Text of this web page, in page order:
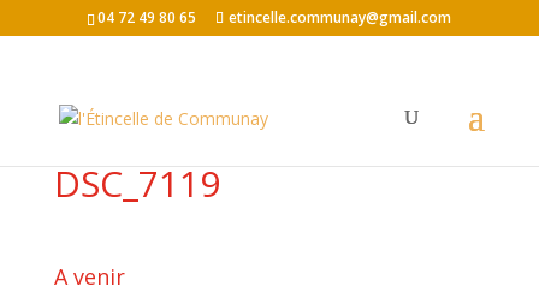
04 72 49 80 65 etincelle.communay@gmail.com
DSC_7119
A venir